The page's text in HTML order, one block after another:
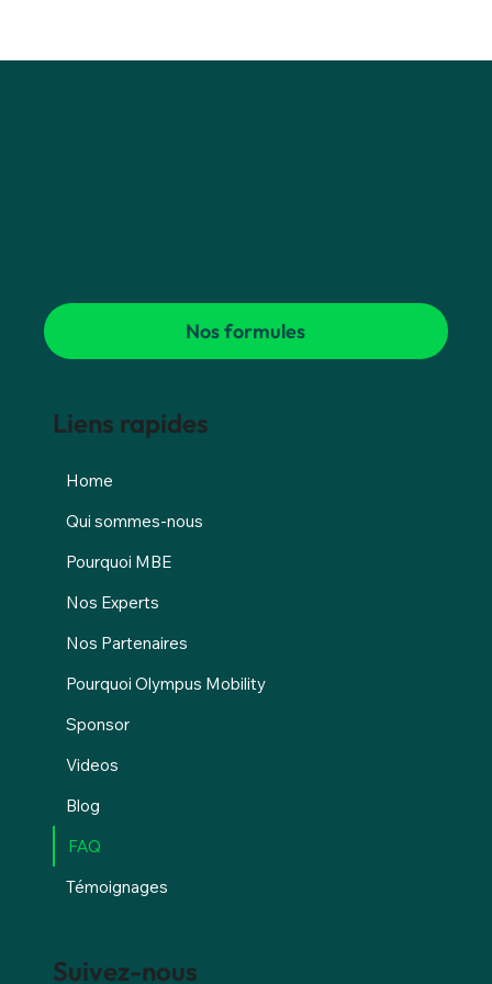
Liens rapides
Home
Qui sommes-nous
Pourquoi MBE
Nos Experts
Nos Partenaires
Pourquoi Olympus Mobility
Sponsor
Videos
Blog
FAQ
Témoignages
Suivez-nous
Nos formules